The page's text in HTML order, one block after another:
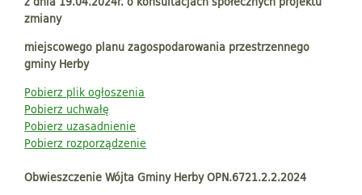
zmiany
miejscowego planu zagospodarowania przestrzennego
gminy Herby
Pobierz plik ogłoszenia
Pobierz uchwałę
Pobierz uzasadnienie
Pobierz rozporządzenie
Obwieszczenie Wójta Gminy Herby OPN.6721.2.2.2024